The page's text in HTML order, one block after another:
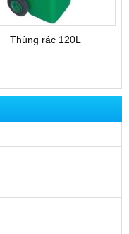
Thùng rác 120L